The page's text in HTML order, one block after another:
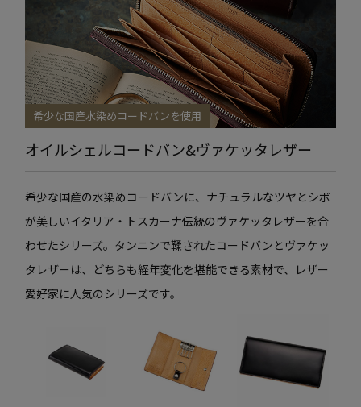
オイルシェルコードバン&ヴァケッタレザー
希少な国産水染めコードバンを使用
希少な国産の水染めコードバンに、ナチュラルなツヤとシボ
が美しいイタリア・トスカーナ伝統のヴァケッタレザーを合
わせたシリーズ。タンニンで鞣されたコードバンとヴァケッ
タレザーは、どちらも経年変化を堪能できる素材で、レザー
愛好家に人気のシリーズです。